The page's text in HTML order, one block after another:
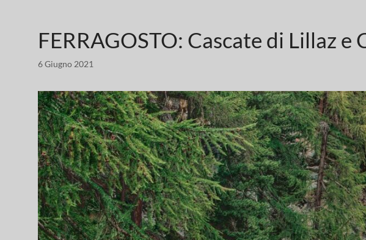
FERRAGOSTO: Cascate di Lillaz e
6 Giugno 2021